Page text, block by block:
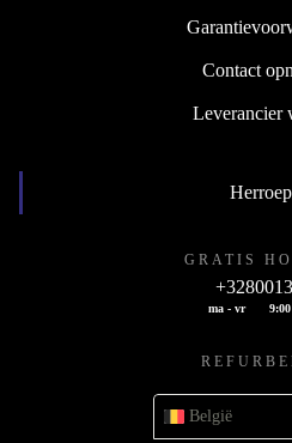
Contact
Leverancier
GRATIS
ma - vr
België